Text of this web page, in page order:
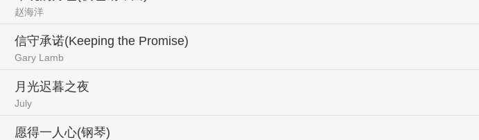
赵海洋
信守承诺(Keeping the Promise)
Gary Lamb
月光迟暮之夜
July
愿得一人心(钢琴)